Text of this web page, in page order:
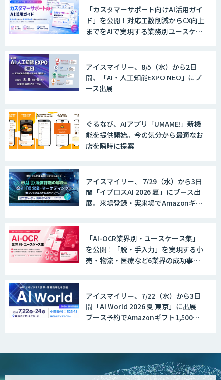
「カスタマーサポート向けAI活用ガイ
ド」を公開！対応工数削減からCX向上
までをAIで実現する業務別ユースケー
アイスマイリー、8/5（水）から2日
間、「AI・人工知能EXPO NEO」にブ
ース出展
ぐるなび、AIアプリ「UMAME!」新機
能を提供開始。今の気分から最適なお
店を瞬時に提案
アイスマイリー、 7/29（水）から3日
間「イプロスAI 2026 夏」にブース出
展。来場登録・実来場でAmazonギフ
「AI-OCR業界別・ユースケース集」
を公開！「脱・手入力」を実現する小
売・物流・医療など6業界の成功事例
アイスマイリー、7/22（水）から3日
間「AI World 2026 夏 東京」に出展
ブース予約でAmazonギフト1,500円